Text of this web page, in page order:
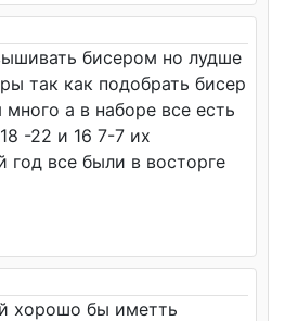
бисером но лудше
так как подобрать бисер
а в наборе все есть
-22 и 16 7-7 их
год все были в восторге
хорошо бы иметть